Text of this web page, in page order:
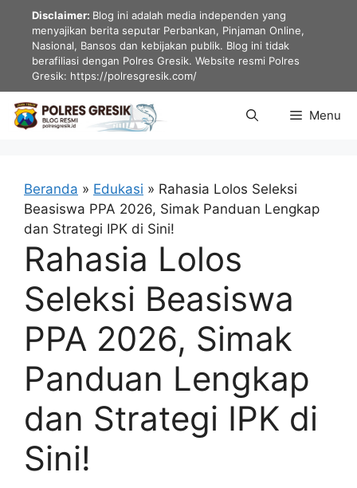
LangsungDisclaimer: Blog ini adalah media independen yang
menyajikan berita seputar Perbankan, Pinjaman Online,
Nasional, Bansos dan kebijakan publik. Blog ini tidak
berafiliasi dengan Polres Gresik. Website resmi Polres
Gresik: https://polresgresik.com/
Menu
Beranda » Edukasi » Rahasia Lolos Seleksi
Beasiswa PPA 2026, Simak Panduan Lengkap
dan Strategi IPK di Sini!
Rahasia Lolos
Seleksi Beasiswa
PPA 2026, Simak
Panduan Lengkap
dan Strategi IPK di
Sini!